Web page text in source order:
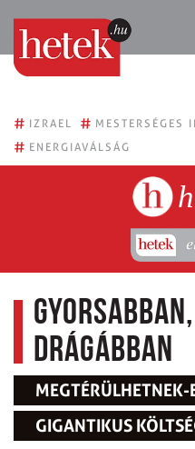
# IZRAEL # MESTERSÉGES
# ENERGIAVÁLSÁG
drágábban
GIGANTIKUS